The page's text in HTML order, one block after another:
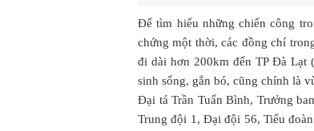
Để tìm hiểu những chiến công
chứng một thời, các đồng chí
đi dài hơn 200km đến TP Đà Lạt
sinh sống, gắn bó, cũng chính là
Đại tá Trần Tuấn Bình, Trưởng
Trung đội 1, Đại đội 56, Tiểu